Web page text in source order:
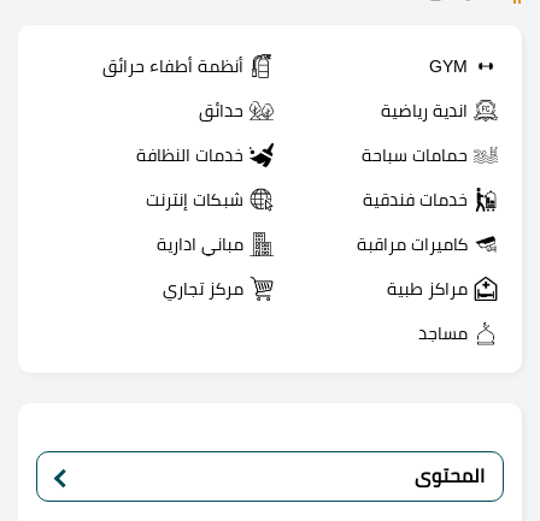
GYM أنظمة أطفاء حرائق
اندية رياضية حدائق
حمامات سباحة خدمات النظافة
خدمات فندقية شبكات إنترنت
كاميرات مراقبة مباني ادارية
مراكز طبية مركز تجاري
مساجد
المحتوى